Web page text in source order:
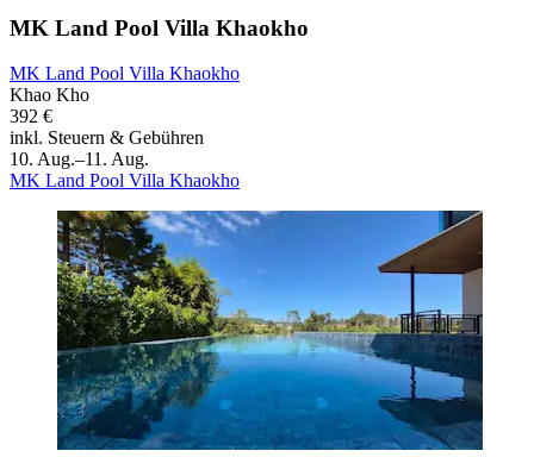
MK Land Pool Villa Khaokho
MK Land Pool Villa Khaokho
Khao Kho
392 €
inkl. Steuern & Gebühren
10. Aug.–11. Aug.
MK Land Pool Villa Khaokho